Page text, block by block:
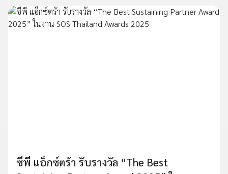
ซีพี แอ็กซ์ตร้า รับรางวัล “The Best